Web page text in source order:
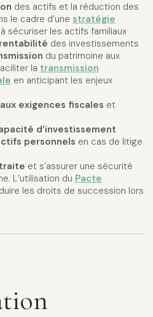
des actifs et la réduction des
le cadre d’une stratégie
sécuriser les actifs familiaux
des investissements
du patrimoine aux
la transmission
en anticipant les enjeux
exigences fiscales et
d’investissement
personnels en cas de litige
et s’assurer une sécurité
L’utilisation du Pacte
les droits de succession lors